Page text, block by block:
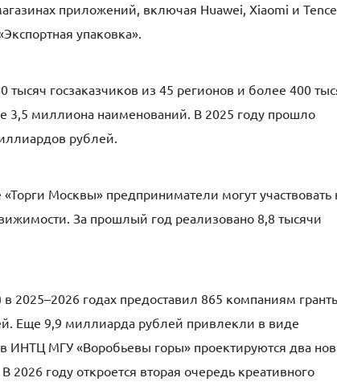
приложений, включая Huawei, Xiaomi и
упаковка».
госзаказчиков из 45 регионов и более 400
3,5 миллиона наименований. В 2025 году прошло
рублей.
Москвы» предприниматели могут участвовать
За прошлый год реализовано 8,8 тысячи
2025–2026 годах предоставил 865 компаниям
Еще 9,9 миллиарда рублей привлекли в виде
ИНТЦ МГУ «Воробьевы горы» проектируются два
году откроется вторая очередь креативного